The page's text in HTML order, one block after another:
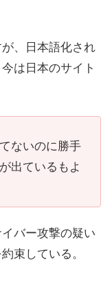
、日本語化され
は日本のサイト
ないのに勝手
出ているもよ
バー攻撃の疑い
束している。